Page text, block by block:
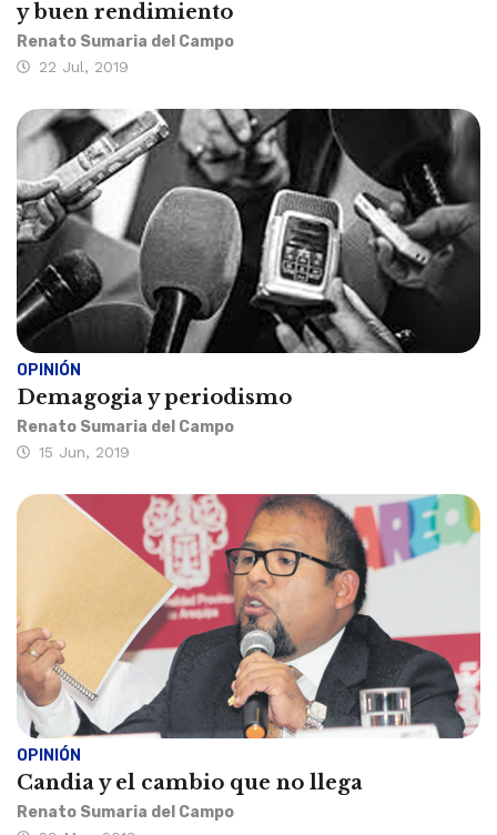
y buen rendimiento
Renato Sumaria del Campo
22 Jul, 2019
OPINIÓN
Demagogia y periodismo
Renato Sumaria del Campo
15 Jun, 2019
OPINIÓN
Candia y el cambio que no llega
Renato Sumaria del Campo